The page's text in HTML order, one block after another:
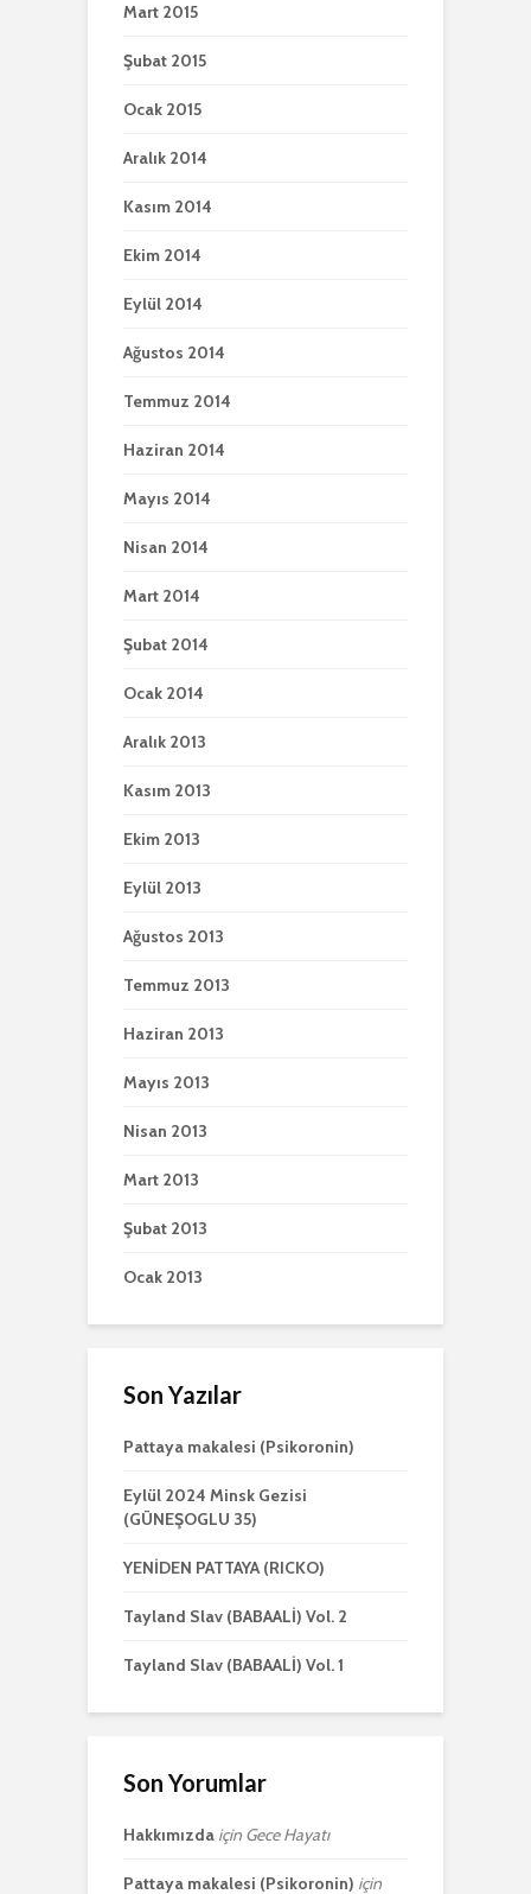
Mart 2015
Şubat 2015
Ocak 2015
Aralık 2014
Kasım 2014
Ekim 2014
Eylül 2014
Ağustos 2014
Temmuz 2014
Haziran 2014
Mayıs 2014
Nisan 2014
Mart 2014
Şubat 2014
Ocak 2014
Aralık 2013
Kasım 2013
Ekim 2013
Eylül 2013
Ağustos 2013
Temmuz 2013
Haziran 2013
Mayıs 2013
Nisan 2013
Mart 2013
Şubat 2013
Ocak 2013
Son Yazılar
Pattaya makalesi (Psikoronin)
Eylül 2024 Minsk Gezisi
(GÜNEŞOGLU 35)
YENİDEN PATTAYA (RICKO)
Tayland Slav (BABAALİ) Vol. 2
Tayland Slav (BABAALİ) Vol. 1
Son Yorumlar
Hakkımızda için Gece Hayatı
Pattaya makalesi (Psikoronin) için